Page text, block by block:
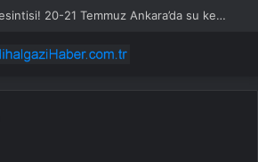
ASKİ Ankara su kesintisi! 20-21 Temmuz Ankara’da su kesintisi ne zaman bitecek, sular ne zaman gelecek?